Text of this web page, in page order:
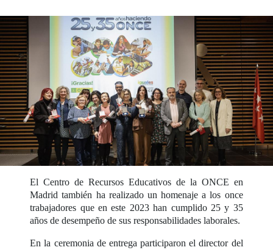
El Centro de Recursos Educativos de la ONCE en
Madrid también ha realizado un homenaje a los once
trabajadores que en este 2023 han cumplido 25 y 35
años de desempeño de sus responsabilidades laborales.
En la ceremonia de entrega participaron el director del